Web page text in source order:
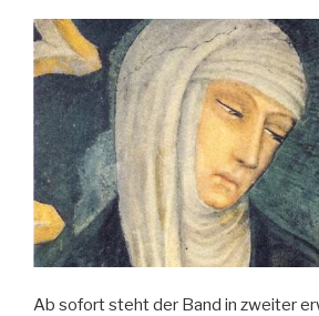
Ab sofort steht der Band in zweiter